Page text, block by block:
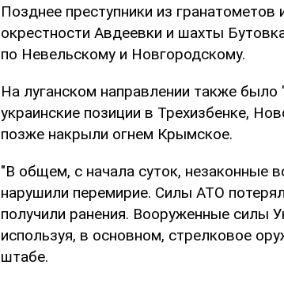
Позднее преступники из
окрестности Авдеевки и шахты
по Невельскому и Новгородскому.
На луганском направлении также
украинские позиции в Трехизбенке,
позже накрыли огнем Крымское.
"В общем, с начала суток, незаконные
нарушили перемирие. Силы АТО
получили ранения. Вооруженные силы
используя, в основном, стрелковое
штабе.